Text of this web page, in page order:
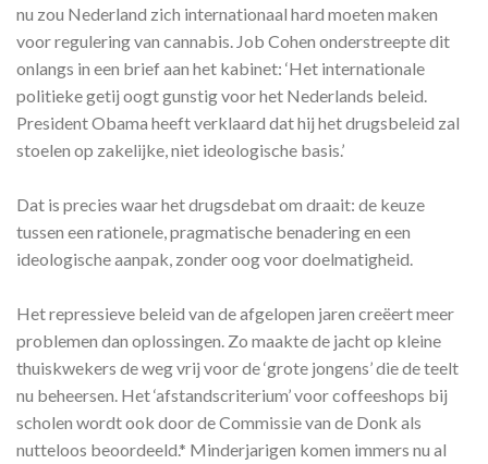
nu zou Nederland zich internationaal hard moeten maken
voor regulering van cannabis. Job Cohen onderstreepte dit
onlangs in een brief aan het kabinet: ‘Het internationale
politieke getij oogt gunstig voor het Nederlands beleid.
President Obama heeft verklaard dat hij het drugsbeleid zal
stoelen op zakelijke, niet ideologische basis.’
Dat is precies waar het drugsdebat om draait: de keuze
tussen een rationele, pragmatische benadering en een
ideologische aanpak, zonder oog voor doelmatigheid.
Het repressieve beleid van de afgelopen jaren creëert meer
problemen dan oplossingen. Zo maakte de jacht op kleine
thuiskwekers de weg vrij voor de ‘grote jongens’ die de teelt
nu beheersen. Het ‘afstandscriterium’ voor coffeeshops bij
scholen wordt ook door de Commissie van de Donk als
nutteloos beoordeeld.* Minderjarigen komen immers nu al